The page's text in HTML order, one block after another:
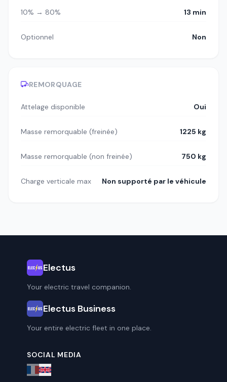
10% → 80% 13 min
Optionnel Non
REMORQUAGE
Attelage disponible Oui
Masse remorquable (freinée) 1225 kg
Masse remorquable (non freinée) 750 kg
Charge verticale max Non supporté par le véhicule
Electus
Your electric travel companion.
Electus Business
Your entire electric fleet in one place.
SOCIAL MEDIA